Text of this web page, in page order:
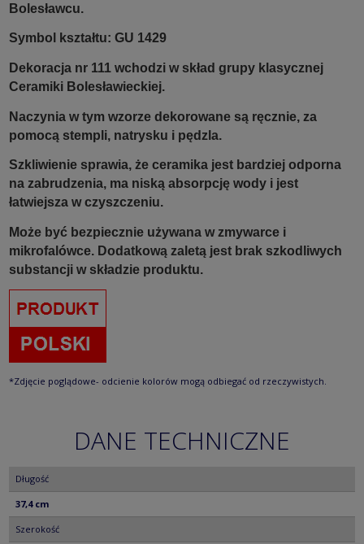
Bolesławcu.
Symbol kształtu: GU 1429
Dekoracja nr 111 wchodzi w skład grupy klasycznej
Ceramiki Bolesławieckiej.
Naczynia w tym wzorze dekorowane są ręcznie, za
pomocą stempli, natrysku i pędzla.
Szkliwienie sprawia, że ceramika jest bardziej odporna
na zabrudzenia, ma niską absorpcję wody i jest
łatwiejsza w czyszczeniu.
Może być bezpiecznie używana w zmywarce i
mikrofalówce. Dodatkową zaletą jest brak szkodliwych
substancji w składzie produktu.
*Zdjęcie poglądowe- odcienie kolorów mogą odbiegać od rzeczywistych.
DANE TECHNICZNE
Długość
37,4 cm
Szerokość